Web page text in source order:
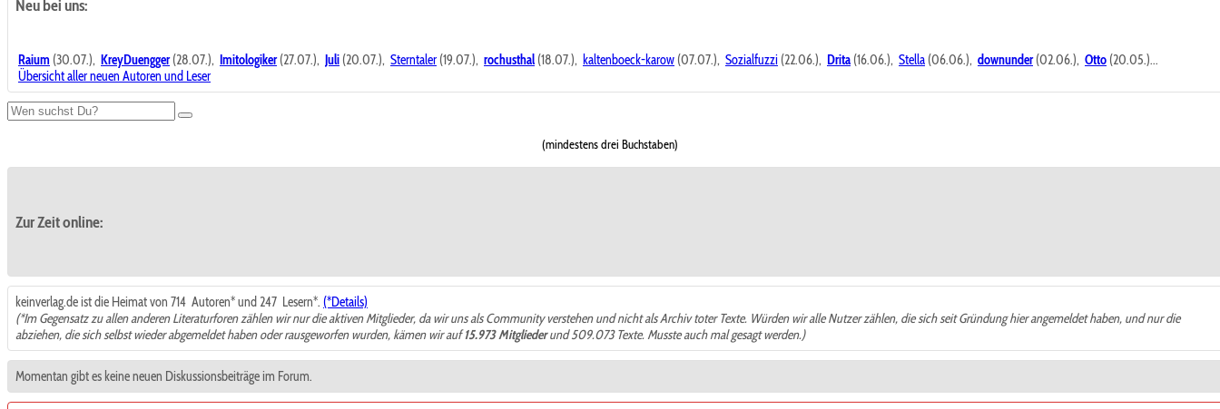
Neu bei uns:
Raium (30.07.), KreyDuengger(28.07.), Imitologiker(27.07.), Juli (20.07.), Sterntaler (19.07.), rochusthal (18.07.), kaltenboeck-karow (07.07.), Sozialfuzzi (22.06.), Drita (16.06.), Stella (06.06.), downunder(02.06.), Otto (20.05.)...
Übersicht aller neuen Autoren und Leser
(mindestens drei Buchstaben)
Zur Zeit online:
keinverlag.de ist die Heimat von 714 Autoren* und 247 Lesern*. (*Details)
(*Im Gegensatz zu allen anderen Literaturforen zählen wir nur die aktiven Mitglieder, da wir uns als Community verstehen und nicht als Archiv toter Texte. Würden wir alle Nutzer zählen, die sich seit Gründung hier angemeldet haben, und nur die
abziehen, die sich selbst wieder abgemeldet haben oder rausgeworfen wurden, kämen wir auf15.973 Mitgliederund 509.073 Texte. Musste auch mal gesagt werden.)
Momentan gibt es keine neuen Diskussionsbeiträge im Forum.